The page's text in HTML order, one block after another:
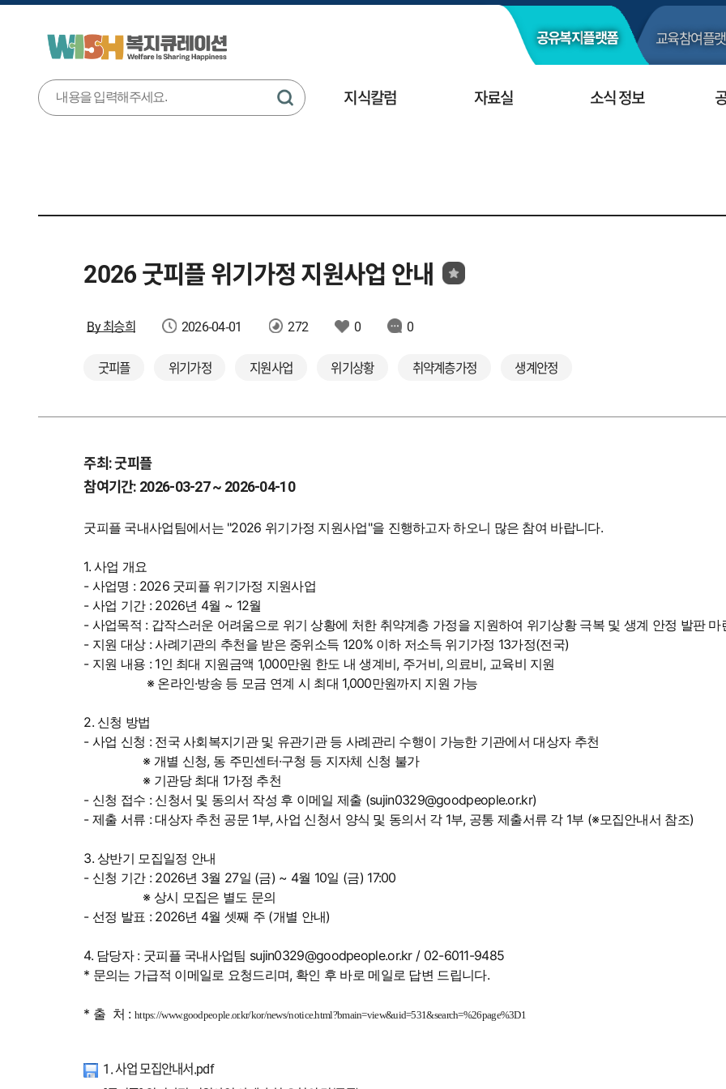
공유복지플랫폼 교육참여플
지식칼럼 자료실 소식 정보
2026 굿피플 위기가정 지원사업 안내
By 최승희 2026-04-01 272 0 0
굿피플 위기가정 지원사업 위기상황 취약계층가정 생계안정
주최: 굿피플
참여기간: 2026-03-27 ~ 2026-04-10
굿피플 국내사업팀에서는 "2026 위기가정 지원사업"을 진행하고자 하오니 많은 참여 바랍니다.
1. 사업 개요
- 사업명 : 2026 굿피플 위기가정 지원사업
- 사업 기간 : 2026년 4월 ~ 12월
- 사업목적 : 갑작스러운 어려움으로 위기 상황에 처한 취약계층 가정을 지원하여 위기상황 극복 및 생계 안정 발판 마
- 지원 대상 : 사례기관의 추천을 받은 중위소득 120% 이하 저소득 위기가정 13가정(전국)
- 지원 내용 : 1인 최대 지원금액 1,000만원 한도 내 생계비, 주거비, 의료비, 교육비 지원
※ 온라인·방송 등 모금 연계 시 최대 1,000만원까지 지원 가능
2. 신청 방법
- 사업 신청 : 전국 사회복지기관 및 유관기관 등 사례관리 수행이 가능한 기관에서 대상자 추천
※ 개별 신청, 동 주민센터·구청 등 지자체 신청 불가
※ 기관당 최대 1가정 추천
- 신청 접수 : 신청서 및 동의서 작성 후 이메일 제출 (sujin0329@goodpeople.or.kr)
- 제출 서류 : 대상자 추천 공문 1부, 사업 신청서 양식 및 동의서 각 1부, 공통 제출서류 각 1부 (※모집안내서 참조)
3. 상반기 모집일정 안내
- 신청 기간 : 2026년 3월 27일 (금) ~ 4월 10일 (금) 17:00
※ 상시 모집은 별도 문의
- 선정 발표 : 2026년 4월 셋째 주 (개별 안내)
4. 담당자 : 굿피플 국내사업팀 sujin0329@goodpeople.or.kr / 02-6011-9485
* 문의는 가급적 이메일로 요청드리며, 확인 후 바로 메일로 답변 드립니다.
* 출 처 : https://www.goodpeople.or.kr/kor/news/notice.html?bmain=view&uid=531&search=%26page%3D1
1. 사업 모집안내서.pdf